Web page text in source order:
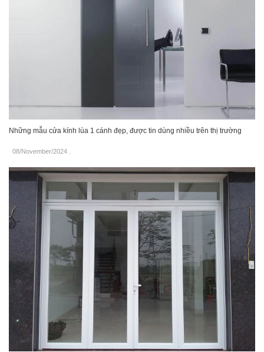
Những mẫu cửa kính lùa 1 cánh đẹp, được tin dùng nhiều trên thị trường
08/November/2024